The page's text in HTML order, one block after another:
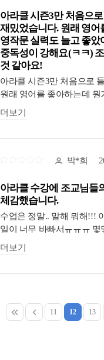
3. 특별한 고 퀄리티 문장들
아라클을 문장들은 남다릅
신경쓰지는 아란쌤 덕분..
아란쌤.. 정말 들으셔야 합니
4. 녹음파일,표현영상, 매
내것으로 만들수있는 최고
이런 온라인 수업있을 까
작은부분일지라도 아란티
아란쌤을 통해 의견을 제시
있습니다!!!
질문이 생기시면!!!
질문게시판이 있습니다.
넘어갔을 때, 나혼자 공부
어쩔 수 없지만
아라클 시즌3만 처음으
재밌었습니다. 원래 영
영작문 실력도 늘고 좋았
중독성이 강해요(ㅋㅋ)
것 같아요!
아라클 시즌3만 처음으로
원래 영어를 좋아하는데
좋았어요 : ) 특히 노래로
조교시스템을 더욱 잘 활용
더보기
박*희
아라클 수강에 조교님들
체감했습니다.
수업은 정말.. 말해 뭐해!!!
일이 너무 바빠서ㅠㅠㅠ
질문이며 모든 걸 꼼꼼하
없습니다:)!!! 그리고 저는
시즌 4 들으실 분들은 꼭
강력 추천드립니다:)
더보기
11 12 13